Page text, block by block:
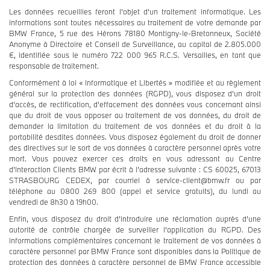
Les données recueillies feront l'objet d'un traitement informatique. Les
informations sont toutes nécessaires au traitement de votre demande par
BMW France, 5 rue des Hérons 78180 Montigny-le-Bretonneux, Société
Anonyme à Directoire et Conseil de Surveillance, au capital de 2.805.000
€, identifiée sous le numéro 722 000 965 R.C.S. Versailles, en tant que
responsable de traitement.
Conformément à loi « Informatique et Libertés » modifiée et au règlement
général sur la protection des données (RGPD), vous disposez d’un droit
d’accès, de rectification, d’effacement des données vous concernant ainsi
que du droit de vous opposer au traitement de vos données, du droit de
demander la limitation du traitement de vos données et du droit à la
portabilité desdites données. Vous disposez également du droit de donner
des directives sur le sort de vos données à caractère personnel après votre
mort. Vous pouvez exercer ces droits en vous adressant au Centre
d’Interaction Clients BMW par écrit à l’adresse suivante : CS 60025, 67013
STRASBOURG CEDEX, par courriel à service-client@bmw.fr ou par
téléphone au 0800 269 800 (appel et service gratuits), du lundi au
vendredi de 8h30 à 19h00.
Enfin, vous disposez du droit d’introduire une réclamation auprès d’une
autorité de contrôle chargée de surveiller l’application du RGPD. Des
informations complémentaires concernant le traitement de vos données à
caractère personnel par BMW France sont disponibles dans la Politique de
protection des données à caractère personnel de BMW France accessible